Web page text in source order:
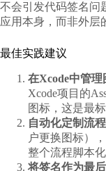
不会引发代码签名问
应用本身，而非外层
最佳实践建议
在Xcode中管理
Xcode项目的
图标，这是最
自动化定制流程
户更换图标）
整个流程脚本
将签名作为最